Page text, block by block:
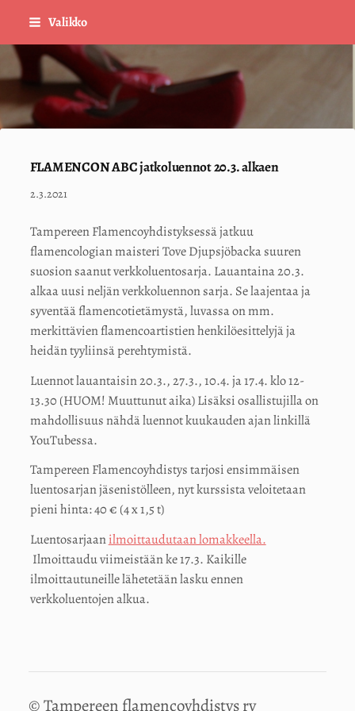
Siirry
sisältöön
Valikko
Sivuston etusivulle
FLAMENCON ABC jatkoluennot 20.3. alkaen
2.3.2021
Tampereen Flamencoyhdistyksessä jatkuu
flamencologian maisteri Tove Djupsjöbacka suuren
suosion saanut verkkoluentosarja. Lauantaina 20.3.
alkaa uusi neljän verkkoluennon sarja. Se laajentaa ja
syventää flamencotietämystä, luvassa on mm.
merkittävien flamencoartistien henkilöesittelyjä ja
heidän tyyliinsä perehtymistä.
Luennot lauantaisin 20.3., 27.3., 10.4. ja 17.4. klo 12-
13.30 (HUOM! Muuttunut aika) Lisäksi osallistujilla on
mahdollisuus nähdä luennot kuukauden ajan linkillä
YouTubessa.
Tampereen Flamencoyhdistys tarjosi ensimmäisen
luentosarjan jäsenistölleen, nyt kurssista veloitetaan
pieni hinta: 40 € (4 x 1,5 t)
Luentosarjaanilmoittaudutaan lomakkeella.
Ilmoittaudu viimeistään ke 17.3. Kaikille
ilmoittautuneille lähetetään lasku ennen
verkkoluentojen alkua.
©Tampereen flamencoyhdistys ry